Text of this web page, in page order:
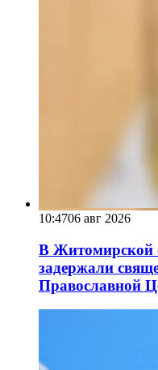
10:4706 авг 2026
В Житомирской
задержали
Православной